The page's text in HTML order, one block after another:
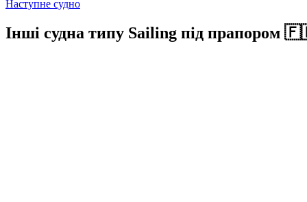
Наступне судно
Інші судна типу Sailing під прапором